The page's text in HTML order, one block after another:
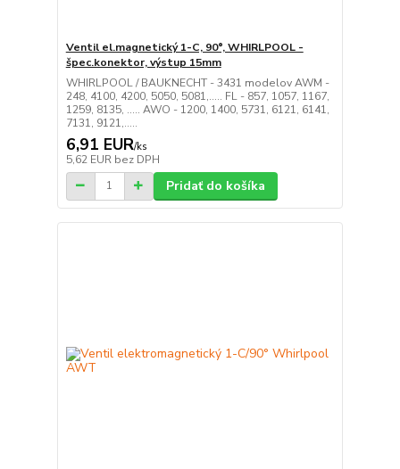
Ventil el.magnetický 1-C, 90°, WHIRLPOOL -
špec.konektor, výstup 15mm
WHIRLPOOL / BAUKNECHT - 3431 modelov AWM -
248, 4100, 4200, 5050, 5081,..... FL - 857, 1057, 1167,
1259, 8135, ..... AWO - 1200, 1400, 5731, 6121, 6141,
7131, 9121,.....
6,91 EUR/ks
5,62 EUR bez DPH
Pridať do košíka